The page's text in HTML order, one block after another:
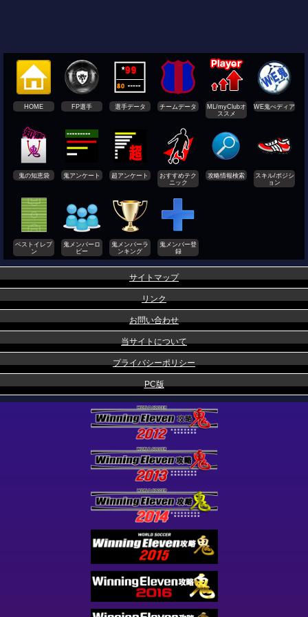
HOME FP選手 選手データ チームデータ
ML/myClubオ
ススメ
WE鬼ぺディア
鬼の知恵袋 鬼アンケート 超アンケート
おすすめテク
ニック
攻略情報検索
スキル/ポジシ
ョン
ベストイレブ
ン
鬼メンバーロ
ビー
鬼メンバーラ
ンキング
鬼メンバー登
録
サイトマップ
リンク
お問い合わせ
当サイトについて
プライバシーポリシー
PC版